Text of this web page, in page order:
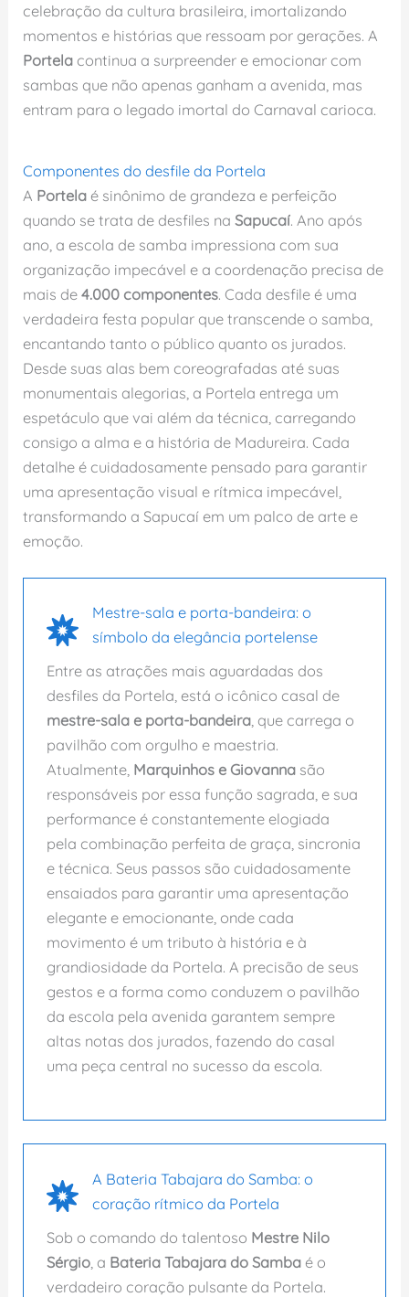
celebração da cultura brasileira, imortalizando
momentos e histórias que ressoam por gerações. A
Portela continua a surpreender e emocionar com
sambas que não apenas ganham a avenida, mas
entram para o legado imortal do Carnaval carioca.
Componentes do desfile da Portela
A Portela é sinônimo de grandeza e perfeição
quando se trata de desfiles naSapucaí. Ano após
ano, a escola de samba impressiona com sua
organização impecável e a coordenação precisa de
mais de4.000 componentes. Cada desfile é uma
verdadeira festa popular que transcende o samba,
encantando tanto o público quanto os jurados.
Desde suas alas bem coreografadas até suas
monumentais alegorias, a Portela entrega um
espetáculo que vai além da técnica, carregando
consigo a alma e a história de Madureira. Cada
detalhe é cuidadosamente pensado para garantir
uma apresentação visual e rítmica impecável,
transformando a Sapucaí em um palco de arte e
emoção.
Mestre-sala e porta-bandeira: o
símbolo da elegância portelense
Entre as atrações mais aguardadas dos
desfiles da Portela, está o icônico casal de
mestre-sala e porta-bandeira, que carrega o
pavilhão com orgulho e maestria.
Atualmente, Marquinhos e Giovannasão
responsáveis por essa função sagrada, e sua
performance é constantemente elogiada
pela combinação perfeita de graça, sincronia
e técnica. Seus passos são cuidadosamente
ensaiados para garantir uma apresentação
elegante e emocionante, onde cada
movimento é um tributo à história e à
grandiosidade da Portela. A precisão de seus
gestos e a forma como conduzem o pavilhão
da escola pela avenida garantem sempre
altas notas dos jurados, fazendo do casal
uma peça central no sucesso da escola.
A Bateria Tabajara do Samba: o
coração rítmico da Portela
Sob o comando do talentoso Mestre Nilo
Sérgio, a Bateria Tabajara do Sambaé o
verdadeiro coração pulsante da Portela.